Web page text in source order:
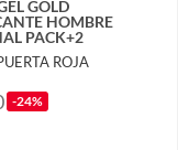
GOLD
HOMBRE
PACK+2
ROJA
-24%